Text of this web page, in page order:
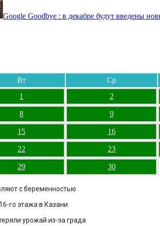
Google Goodbye : в декабре будут введены
Вт Ср
1
2
8 9
15 16
22 23
29 30
с беременностью
го этажа в Казани
урожай из-за града